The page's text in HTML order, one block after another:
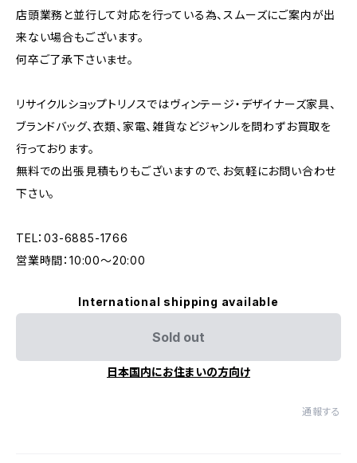
店頭業務と並行して対応を行っている為、スムーズにご案内が出
来ない場合もございます。
何卒ご了承下さいませ。
リサイクルショップトリノスではヴィンテージ・デザイナーズ家具、
ブランドバッグ、衣類、家電、雑貨などジャンルを問わずお買取を
行っております。
無料での出張見積もりもございますので、お気軽にお問い合わせ
下さい。
TEL：03-6885-1766
営業時間：10:00〜20:00
International shipping available
Sold out
日本国内にお住まいの方向け
通報する